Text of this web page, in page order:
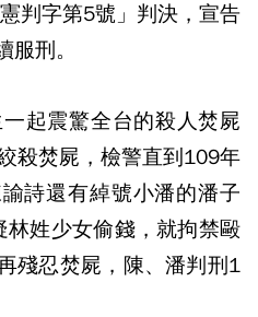
判字第5號」判決，宣告
刑。
起震驚全台的殺人焚屍
殺焚屍，檢警直到109年
詩還有綽號小潘的潘子
姓少女偷錢，就拘禁毆
殘忍焚屍，陳、潘判刑1